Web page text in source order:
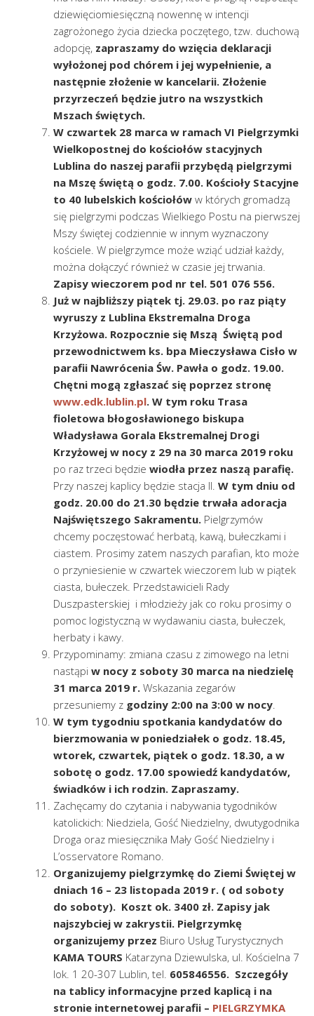
dziewięciomiesięczną nowennę w intencji
zagrożonego życia dziecka poczętego, tzw. duchową
adopcję, zapraszamy do wzięcia deklaracji
wyłożonej pod chórem i jej wypełnienie, a
następnie złożenie w kancelarii. Złożenie
przyrzeczeń będzie jutro na wszystkich
Mszach świętych.
W czwartek 28 marca w ramach VI Pielgrzymki
Wielkopostnej do kościołów stacyjnych
Lublina do naszej parafii przybędą pielgrzymi
na Mszę świętą o godz. 7.00. Kościoły Stacyjne
to 40 lubelskich kościołów w których gromadzą
się pielgrzymi podczas Wielkiego Postu na pierwszej
Mszy świętej codziennie w innym wyznaczony
kościele. W pielgrzymce może wziąć udział każdy,
można dołączyć również w czasie jej trwania.
Zapisy wieczorem pod nr tel. 501 076 556.
Już w najbliższy piątek tj. 29.03. po raz piąty
wyruszy z Lublina Ekstremalna Droga
Krzyżowa. Rozpocznie się Mszą Świętą pod
przewodnictwem ks. bpa Mieczysława Cisło w
parafii Nawrócenia Św. Pawła o godz. 19.00.
Chętni mogą zgłaszać się poprzez stronę
www.edk.lublin.pl. W tym roku Trasa
fioletowa błogosławionego biskupa
Władysława Gorala Ekstremalnej Drogi
Krzyżowej w nocy z 29 na 30 marca 2019 roku
po raz trzeci będzie wiodła przez naszą parafię.
Przy naszej kaplicy będzie stacja II. W tym dniu od
godz. 20.00 do 21.30 będzie trwała adoracja
Najświętszego Sakramentu. Pielgrzymów
chcemy poczęstować herbatą, kawą, bułeczkami i
ciastem. Prosimy zatem naszych parafian, kto może
o przyniesienie w czwartek wieczorem lub w piątek
ciasta, bułeczek. Przedstawicieli Rady
Duszpasterskiej i młodzieży jak co roku prosimy o
pomoc logistyczną w wydawaniu ciasta, bułeczek,
herbaty i kawy.
Przypominamy: zmiana czasu z zimowego na letni
nastąpi w nocy z soboty 30 marca na niedzielę
31 marca 2019 r. Wskazania zegarów
przesuniemy z godziny 2:00 na 3:00 w nocy.
W tym tygodniu spotkania kandydatów do
bierzmowania w poniedziałek o godz. 18.45,
wtorek, czwartek, piątek o godz. 18.30, a w
sobotę o godz. 17.00 spowiedź kandydatów,
świadków i ich rodzin. Zapraszamy.
Zachęcamy do czytania i nabywania tygodników
katolickich: Niedziela, Gość Niedzielny, dwutygodnika
Droga oraz miesięcznika Mały Gość Niedzielny i
L’osservatore Romano.
Organizujemy pielgrzymkę do Ziemi Świętej w
dniach 16 – 23 listopada 2019 r. ( od soboty
do soboty). Koszt ok. 3400 zł. Zapisy jak
najszybciej w zakrystii. Pielgrzymkę
organizujemy przez Biuro Usług Turystycznych
KAMA TOURS Katarzyna Dziewulska, ul. Kościelna 7
lok. 1 20-307 Lublin, tel. 605846556. Szczegóły
na tablicy informacyjne przed kaplicą i na
stronie internetowej parafii – PIELGRZYMKA